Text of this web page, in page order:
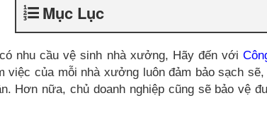
Mục Lục
nhu cầu vệ sinh nhà xưởng, Hãy đến với
việc của mỗi nhà xưởng luôn đảm bảo sạch
Hơn nữa, chủ doanh nghiệp cũng sẽ bảo vệ